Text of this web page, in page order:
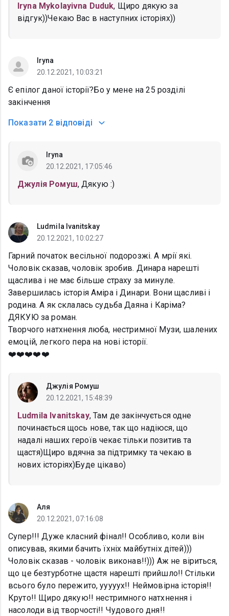
Iryna Mykolayivna Duduk, Щиро дякую за
відгук))Чекаю Вас в наступних історіях))
Iryna
20.12.2021, 10:03:21
Є епілог даної історії?Бо у мене на 25 розділі
закінчення
Показати 2 відповіді
Iryna
20.12.2021, 17:05:46
Джулія Ромуш, Дякую :)
Ludmila Ivanitskay
20.12.2021, 10:02:27
Гарний початок весільної подорозжі. А мрії які.
Чоловік сказав, чоловік зробив. Динара нарешті
щаслива і не має більше страху за минуле.
Завершилась історія Аміра і Динари. Вони щасливі і
родина. А як склалась судьба Даяна і Каріма?
ДЯКУЮ за роман.
Творчого натхнення люба, нестримної Музи, шалених
емоцій, легкого пера на нові історії.
❤️❤️❤️❤️❤️
Джулія Ромуш
20.12.2021, 15:48:39
Ludmila Ivanitskay, Там де закінчується одне
починається щось нове, так що надіюся, що
надалі наших героїв чекає тільки позитив та
щастя)Щиро вдячна за підтримку та чекаю в
нових історіях)Буде цікаво)
Аля
20.12.2021, 07:16:08
Супер!!! Дуже класний фінал!! Особливо, коли він
описував, якими бачить їхніх майбутніх дітей)))
Чоловік сказав - чоловік виконав!!))) Аж не віриться,
що це безтурботне щастя нарешті прийшло!! Стільки
всього було пережито, ууууух!! Неймовірна історія!!
Круто!! Щиро дякую!! нестримного натхнення і
насолоди від творчості!! Чудового дня!!